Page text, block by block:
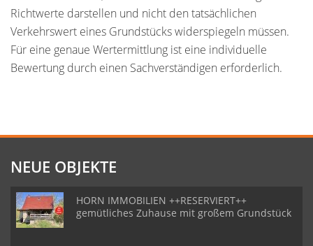
Richtwerte darstellen und nicht den tatsächlichen
Verkehrswert eines Grundstücks widerspiegeln müssen.
Für eine genaue Wertermittlung ist eine individuelle
Bewertung durch einen Sachverständigen erforderlich.
NEUE OBJEKTE
HORN IMMOBILIEN ++RESERVIERT++
gemütliches Zuhause mit großem Grundstück